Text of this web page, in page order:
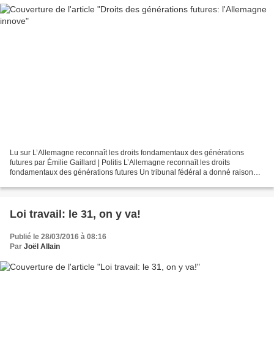
Lu sur L’Allemagne reconnaît les droits fondamentaux des générations
futures par Émilie Gaillard | Politis L’Allemagne reconnaît les droits
fondamentaux des générations futures Un tribunal fédéral a donné raison
Loi travail: le 31, on y va!
Publié le 28/03/2016 à 08:16
Par Joël Allain